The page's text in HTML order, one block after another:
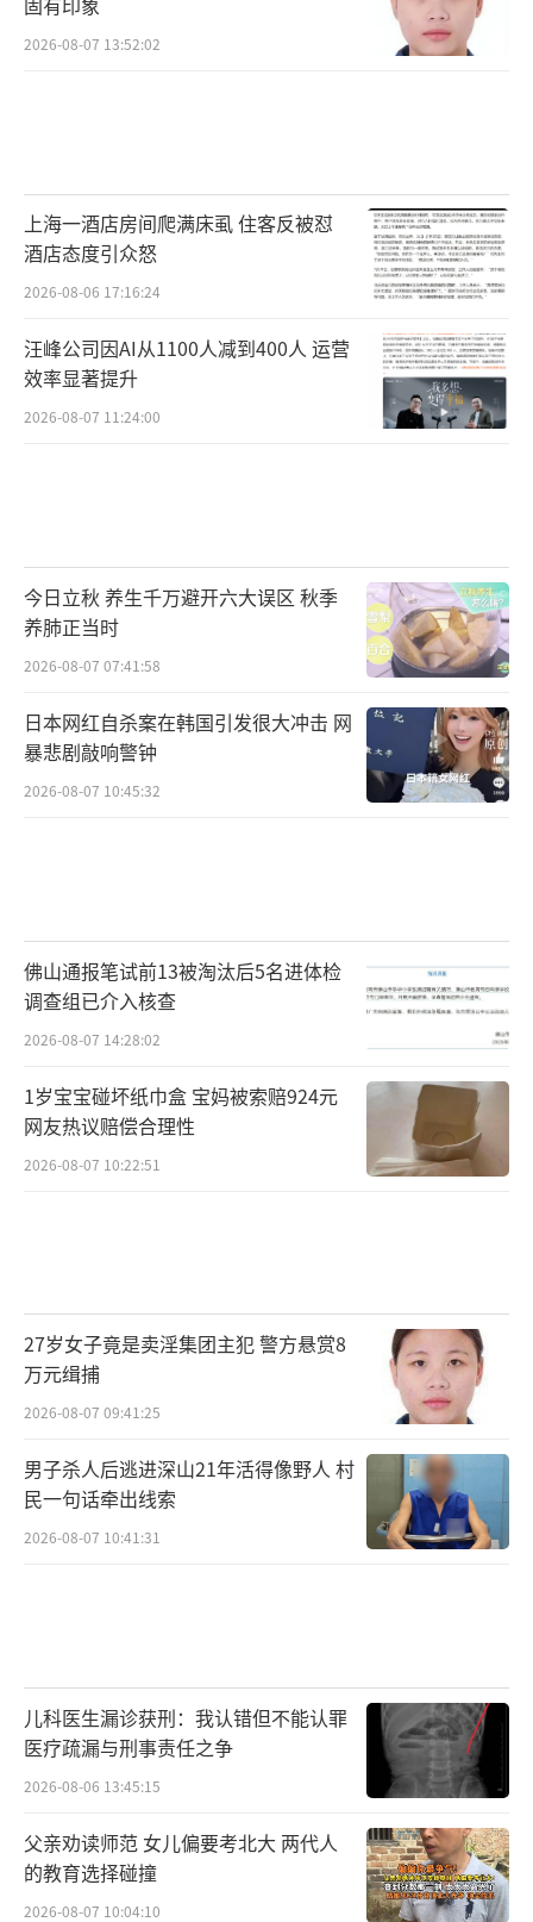
称，仅菲律宾吕宋岛就有6、7个“合适的机
场”。
土。但温克勒称，美国军方决定“在危机发生
之前”不推动这些对话。
《华尔街日报》指出，美军目前大部分的
挖掘和铺设工作都在其所谓的“第二岛链”进
行，该地区包括美国海外领土和美军可以进入
的国家，对美军而言，在这些地方升级基础设
施和预先部署补给的任务要比在其所谓的“第
国防授权法案（NDAA）当中，就包含了一份用
于先期整修天宁岛备降机场的7900万美元预
算。美国“防务新闻”（DefenseNews）网站
对其在太平洋岛屿地区的战略计划“至关重
要”，美国空军再次向天宁岛投资，授出一份
价值4.09亿美元的恢复岛上一座原二战机场的
察机场建设工作美国国防部网站
《华尔街日报》20日称，除了重建天宁岛
北部机场，美国还在扩建天宁岛国际机场，修
建新的滑行道和最多可停放12架加油飞机的停
机坪。该机场将成为拥有储油罐和管道的二级
加油枢纽，在关岛基地被破坏时发挥作用。
在关岛和帕劳中间的密克罗尼西亚联邦最西的
雅浦岛，美国空军在其2025财年预算中要求拨
款4亿美元，用于升级该岛的国际机场，该机场
但这些行动能起到多大做用，不少专业人
士打出了问号。《华尔街日报》援引分析人士
加剧了官僚主义和后勤障碍。
美国太平洋空军负责后勤、工程和部队保
护的副主任安德鲁·亨通（Andrew Huntoo
n）坦言，“我们要做的事情很难”。他说，美
国空军要遵守当地环境和文化遗产等方面的规
定，但最重要的还是亟需升级基础设施，“我
2026-08-07 13:52:02
上海一酒店房间爬满床虱 住客反被怼
酒店态度引众怒
2026-08-06 17:16:24
汪峰公司因AI从1100人减到400人 运营
效率显著提升
2026-08-07 11:24:00
今日立秋 养生千万避开六大误区 秋季
养肺正当时
2026-08-07 07:41:58
日本网红自杀案在韩国引发很大冲击 网
暴悲剧敲响警钟
2026-08-07 10:45:32
佛山通报笔试前13被淘汰后5名进体检
调查组已介入核查
2026-08-07 14:28:02
1岁宝宝碰坏纸巾盒 宝妈被索赔924元
网友热议赔偿合理性
2026-08-07 10:22:51
27岁女子竟是卖淫集团主犯 警方悬赏8
万元缉捕
2026-08-07 09:41:25
男子杀人后逃进深山21年活得像野人 村
民一句话牵出线索
2026-08-07 10:41:31
儿科医生漏诊获刑：我认错但不能认罪
医疗疏漏与刑事责任之争
2026-08-06 13:45:15
父亲劝读师范 女儿偏要考北大 两代人
的教育选择碰撞
2026-08-07 10:04:10